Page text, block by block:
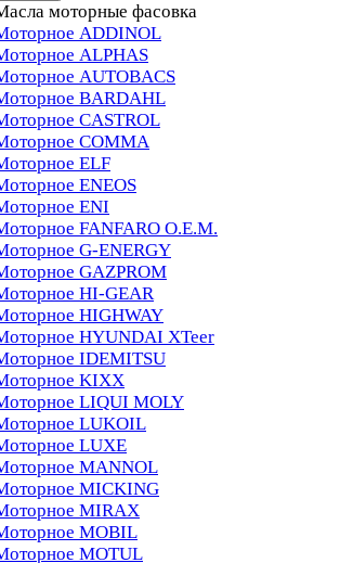
моторные фасовка
ADDINOL
ALPHAS
AUTOBACS
BARDAHL
CASTROL
COMMA
ELF
ENEOS
ENI
FANFARO O.E.M.
G-ENERGY
GAZPROM
HI-GEAR
HIGHWAY
HYUNDAI XTeer
IDEMITSU
KIXX
LIQUI MOLY
LUKOIL
LUXE
MANNOL
MICKING
MIRAX
MOBIL
MOTUL